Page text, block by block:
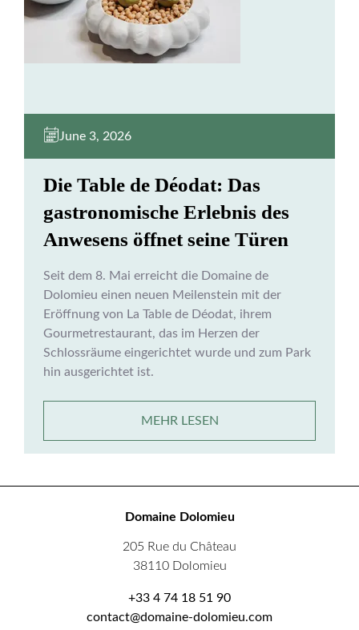
June 3, 2026
Die Table de Déodat: Das
gastronomische Erlebnis des
Anwesens öffnet seine Türen
Seit dem 8. Mai erreicht die Domaine de
Dolomieu einen neuen Meilenstein mit der
Eröffnung von La Table de Déodat, ihrem
Gourmetrestaurant, das im Herzen der
Schlossräume eingerichtet wurde und zum Park
hin ausgerichtet ist.
MEHR LESEN
Domaine Dolomieu
205 Rue du Château
38110 Dolomieu
+33 4 74 18 51 90
contact@domaine-dolomieu.com